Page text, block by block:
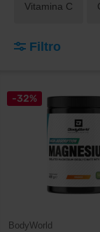
Vitamina C
Filtro
-32%
BodyWorld